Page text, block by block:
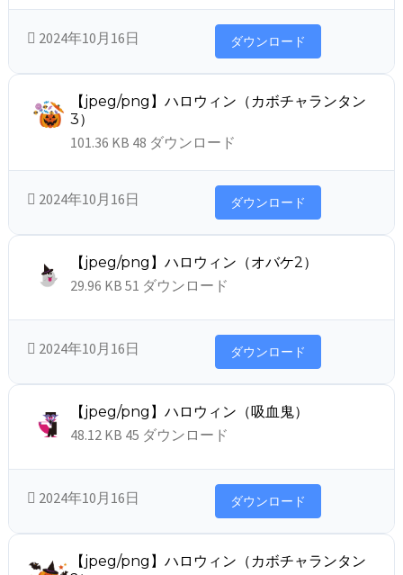
2024年10月16日 ダウンロード
【jpeg/png】ハロウィン（カボチャランタン
3）
101.36 KB 48 ダウンロード
2024年10月16日 ダウンロード
【jpeg/png】ハロウィン（オバケ2）
29.96 KB51 ダウンロード
2024年10月16日 ダウンロード
【jpeg/png】ハロウィン（吸血鬼）
48.12 KB 45 ダウンロード
2024年10月16日 ダウンロード
【jpeg/png】ハロウィン（カボチャランタン